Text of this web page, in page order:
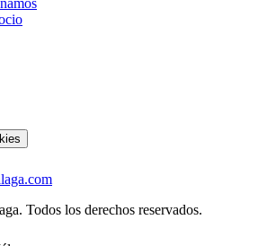
Todos los derechos reservados.